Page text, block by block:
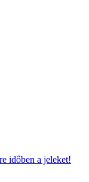
időben a jeleket!